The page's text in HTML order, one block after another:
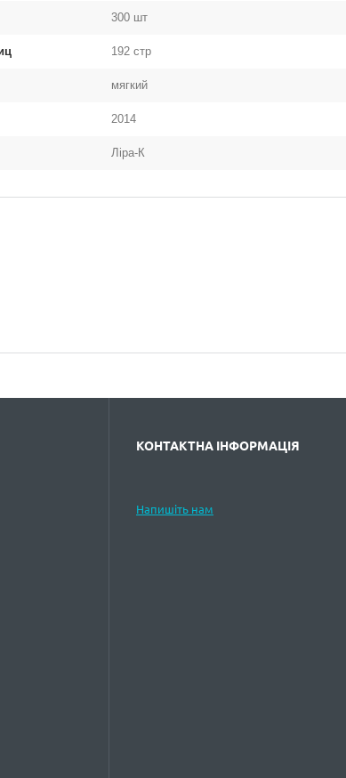
300 шт
192 стр
мягкий
2014
Ліра-К
КОНТАКТНА ІНФОРМАЦІЯ
Напишіть нам